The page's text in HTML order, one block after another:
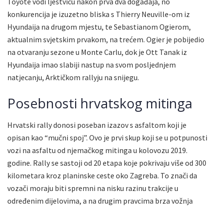
konkurencija je izuzetno bliska s Thierry Neuville-om iz
Hyundaija na drugom mjestu, te Sebastianom Ogierom,
aktualnim svjetskim prvakom, na trećem. Ogier je pobijedio
na otvaranju sezone u Monte Carlu, dok je Ott Tanak iz
Hyundaija imao slabiji nastup na svom posljednjem
natjecanju, Arktičkom rallyju na snijegu.
Posebnosti hrvatskog mitinga
Hrvatski rally donosi poseban izazov s asfaltom koji je
opisan kao “mučni spoj”. Ovo je prvi skup koji se u potpunosti
vozi na asfaltu od njemačkog mitinga u kolovozu 2019.
godine. Rally se sastoji od 20 etapa koje pokrivaju više od 300
kilometara kroz planinske ceste oko Zagreba. To znači da
vozači moraju biti spremni na nisku razinu trakcije u
određenim dijelovima, a na drugim pravcima brza vožnja